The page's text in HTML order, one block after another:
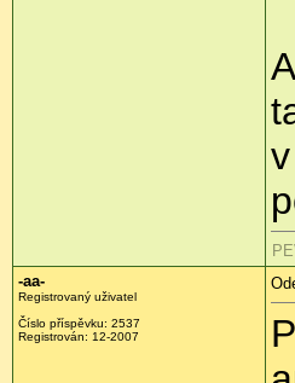
-aa-
Registrovaný uživatel
Číslo příspěvku: 2537
Registrován: 12-2007